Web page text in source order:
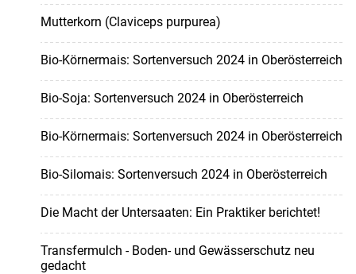
Mutterkorn (Claviceps purpurea)
Bio-Körnermais: Sortenversuch 2024 in Oberösterreich
Bio-Soja: Sortenversuch 2024 in Oberösterreich
Bio-Körnermais: Sortenversuch 2024 in Oberösterreich
Bio-Silomais: Sortenversuch 2024 in Oberösterreich
Die Macht der Untersaaten: Ein Praktiker berichtet!
Transfermulch - Boden- und Gewässerschutz neu
gedacht